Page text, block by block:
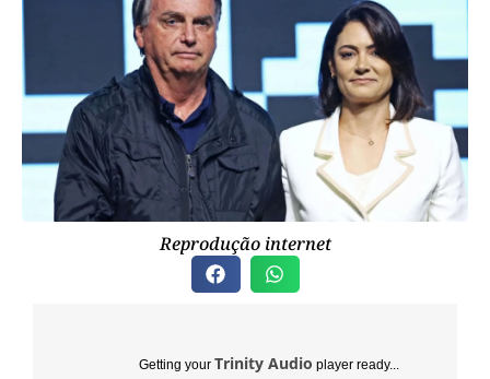
Reprodução internet
Getting your Trinity Audio player ready...